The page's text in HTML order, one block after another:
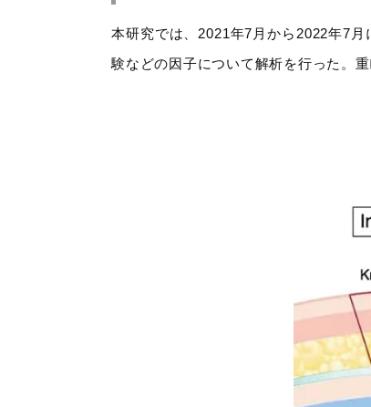
本研究では、2021年7月から2022年7
験などの因子について解析を行った。